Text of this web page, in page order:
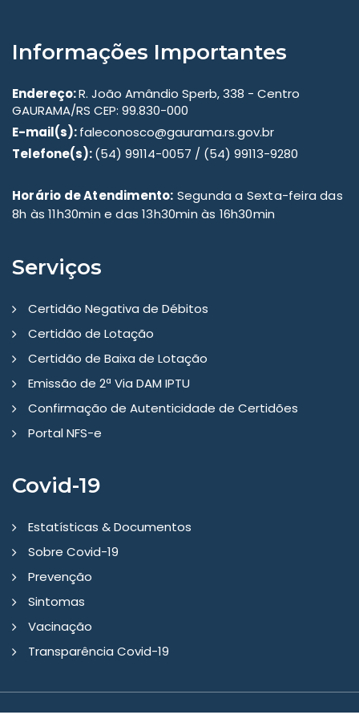
Informações Importantes
Endereço:R. João Amândio Sperb, 338 - Centro
GAURAMA/RS CEP: 99.830-000
E-mail(s):faleconosco@gaurama.rs.gov.br
Telefone(s):(54) 99114-0057 / (54) 99113-9280
Horário de Atendimento: Segunda a Sexta-feira das
8h às 11h30min e das 13h30min às 16h30min
Serviços
Certidão Negativa de Débitos
Certidão de Lotação
Certidão de Baixa de Lotação
Emissão de 2ª Via DAM IPTU
Confirmação de Autenticidade de Certidões
Portal NFS-e
Covid-19
Estatísticas & Documentos
Sobre Covid-19
Prevenção
Sintomas
Vacinação
Transparência Covid-19